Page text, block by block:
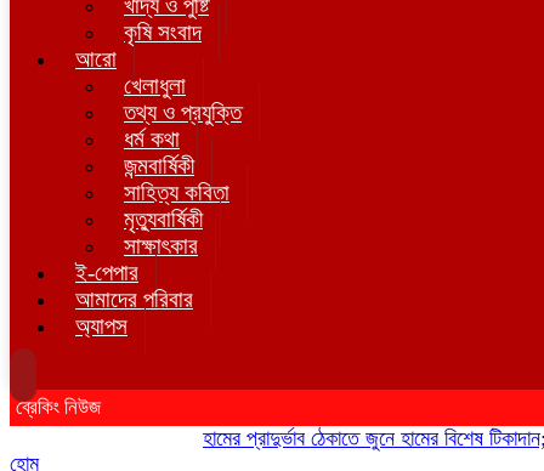
খাদ্য ও পুষ্টি
কৃষি সংবাদ
আরো
খেলাধুলা
তথ্য ও প্রযুক্তি
ধর্ম কথা
জন্মবার্ষিকী
সাহিত্য কবিতা
মৃত্যুবার্ষিকী
সাক্ষাৎকার
ই-পেপার
আমাদের পরিবার
অ্যাপস
ব্রেকিং নিউজ
হামের প্রাদুর্ভাব ঠেকাতে জুনে হামের বিশেষ টিকাদান;
হোম